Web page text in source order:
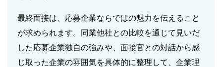
最終面接は、応募企業ならではの魅力を伝えること
が求められます。同業他社との比較を通じて見いだ
した応募企業独自の強みや、面接官との対話から感
じ取った企業の雰囲気を具体的に整理して、企業理